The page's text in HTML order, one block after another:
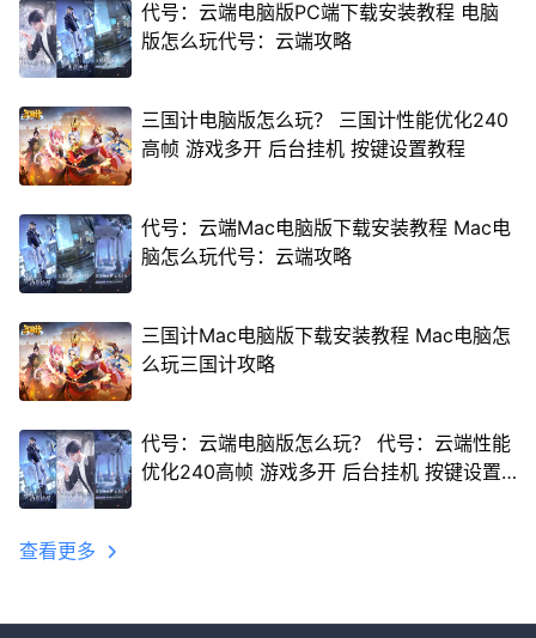
代号：云端电脑版PC端下载安装教程 电脑
版怎么玩代号：云端攻略
三国计电脑版怎么玩？ 三国计性能优化240
高帧 游戏多开 后台挂机 按键设置教程
代号：云端Mac电脑版下载安装教程 Mac电
脑怎么玩代号：云端攻略
三国计Mac电脑版下载安装教程 Mac电脑怎
么玩三国计攻略
代号：云端电脑版怎么玩？ 代号：云端性能
优化240高帧 游戏多开 后台挂机 按键设置
查看更多